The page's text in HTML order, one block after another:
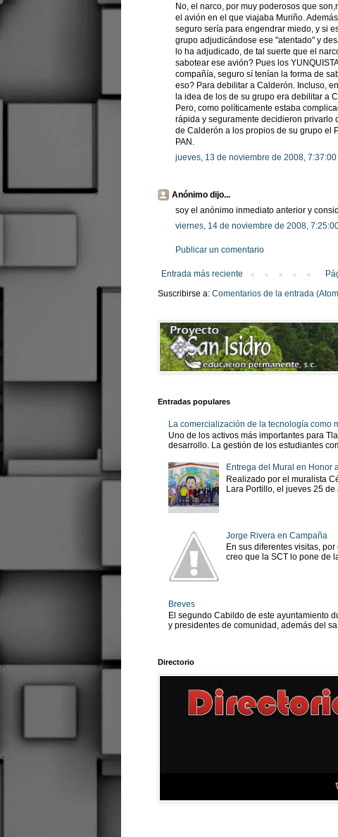
No, el narco, por muy poderosos que
el avión en el que viajaba Muriño.
seguro sería para engendrar miedo, y si
grupo adjudicándose ese "atentado" y
lo ha adjudicado, de tal suerte que el
sabotear ese avión? Pues los
compañía, seguro sí tenían la forma de
eso? Para debilitar a Calderón. Incluso,
la idea de los de su grupo era debilitar a
Pero, como políticamente estaba
rápida y seguramente decidieron privarlo
de Calderón a los propios de su grupo el
PAN.
jueves, 13 de noviembre de 2008, 7:37:00
Anónimo dijo...
soy el anónimo inmediato anterior y
viernes, 14 de noviembre de 2008,
Publicar un comentario
Entrada más reciente
Suscribirse a: Comentarios de la entrada
Entradas populares
La comercialización de la tecnología como
Uno de los activos más importantes para
desarrollo. La gestión de los estudiantes
Entrega del Mural en Honor
Realizado por el muralista
Lara Portillo, el jueves 25 de
Jorge Rivera en Campaña
En sus diferentes visitas,
creo que la SCT lo pone de
Breves
El segundo Cabildo de este ayuntamiento
y presidentes de comunidad, además del
Directorio